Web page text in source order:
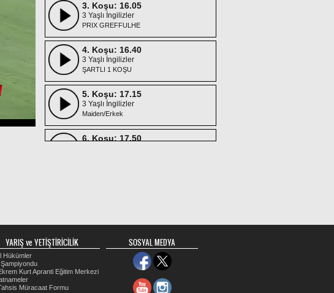
3. Koşu: 16.05
3 Yaşlı İngilizler
PRIX GREFFULHE
4. Koşu: 16.40
3 Yaşlı İngilizler
ŞARTLI 1 KOŞU
5. Koşu: 17.15
3 Yaşlı İngilizler
Maiden/Erkek
6. Koşu: 17.50
8. Koşu: 19.00
YARIŞ ve YETİŞTİRİCİLİK
Hükümler
Kurt Apranti Eğitim Merkezi
Müracaat Formu
SOSYAL MEDYA